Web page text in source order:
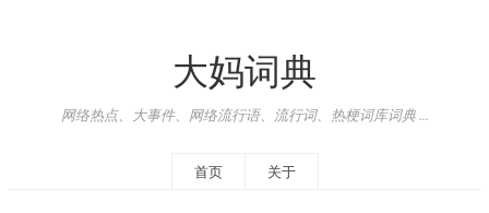
大妈词典
网络热点、大事件、网络流行语、流行词、热梗词库词典 ...
首页 关于